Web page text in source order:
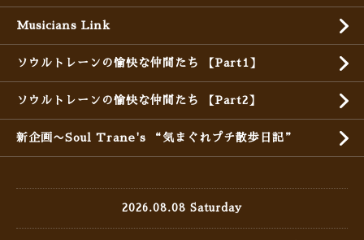
Musicians Link
ソウルトレーンの愉快な仲間たち 【Part1】
ソウルトレーンの愉快な仲間たち 【Part2】
新企画〜Soul Trane's “気まぐれプチ散歩日記”
2026.08.08 Saturday